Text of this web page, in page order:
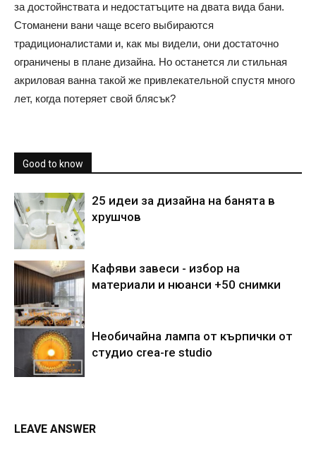
за достойнствата и недостатъците на двата вида бани.
Стоманени вани чаще всего выбираются
традиционалистами и, как мы видели, они достаточно
ограничены в плане дизайна. Но останется ли стильная
акриловая ванна такой же привлекательной спустя много
лет, когда потеряет свой блясък?
Good to know
25 идеи за дизайна на банята в
хрушчов
Кафяви завеси - избор на
материали и нюанси +50 снимки
Необичайна лампа от кърпички от
студио crea-re studio
LEAVE ANSWER